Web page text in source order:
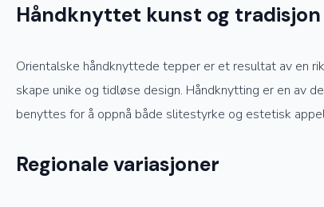
Håndknyttet kunst og tradisjon
Orientalske håndknyttede tepper er et resultat av en
skape unike og tidløse design. Håndknytting er en av
benyttes for å oppnå både slitestyrke og estetisk
Regionale variasjoner